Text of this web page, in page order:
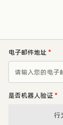
电子邮件地址 *
是否机器人验证 *
行